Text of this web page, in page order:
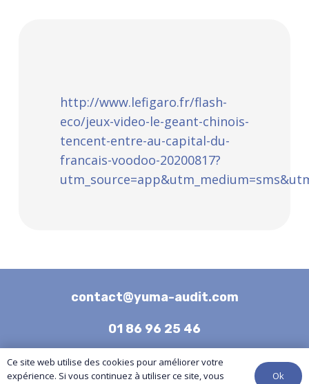
http://www.lefigaro.fr/flash-
eco/jeux-video-le-geant-chinois-
tencent-entre-au-capital-du-
francais-voodoo-20200817?
01 86 96 25 46
contact@yuma-audit.com
Ce site web utilise des cookies pour améliorer votre
expérience. Si vous continuez à utiliser ce site, vous
Ok